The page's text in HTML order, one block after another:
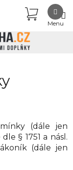
KOŠÍK
(dále jen
§ 1751 a násl.
(dále jen